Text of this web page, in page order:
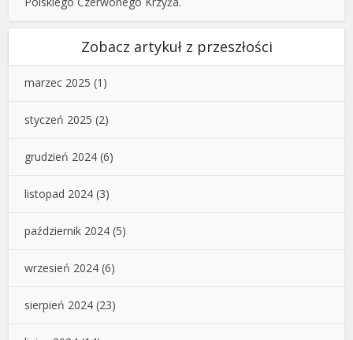
Zobacz artykuł z przeszłości
marzec 2025 (1)
styczeń 2025 (2)
grudzień 2024 (6)
listopad 2024 (3)
październik 2024 (5)
wrzesień 2024 (6)
sierpień 2024 (23)